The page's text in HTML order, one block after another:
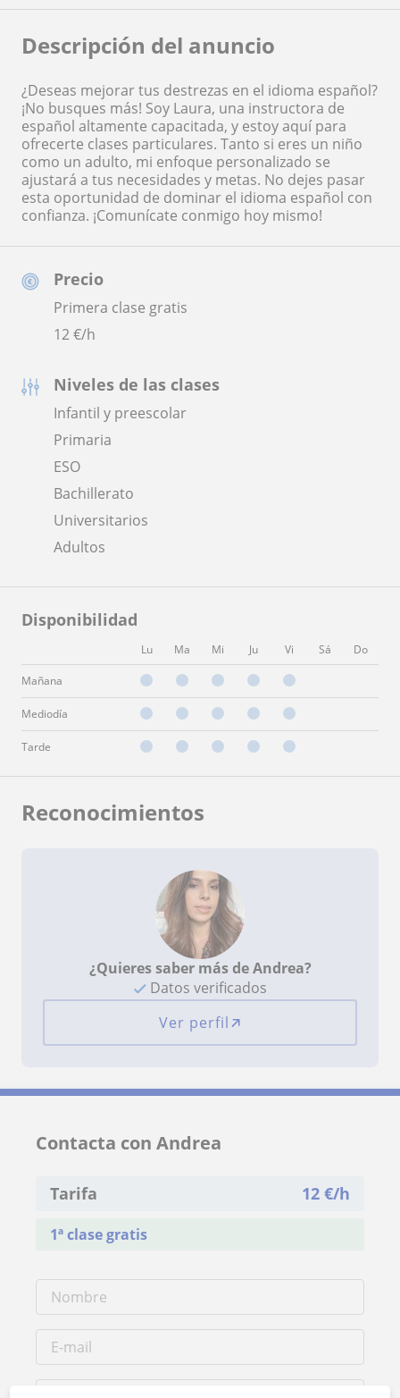
Precio
Primera clase gratis
12€/h
Niveles de las clases
Infantil y preescolar
Primaria
ESO
Bachillerato
Universitarios
Adultos
Disponibilidad
Lu Ma Mi Ju Vi Sá Do
Mañana
Mediodía
Tarde
Descripción del anuncio
¿Deseas mejorar tus destrezas en el idioma español?
¡No busques más! Soy Laura, una instructora de
español altamente capacitada, y estoy aquí para
ofrecerte clases particulares. Tanto si eres un niño
como un adulto, mi enfoque personalizado se
ajustará a tus necesidades y metas. No dejes pasar
esta oportunidad de dominar el idioma español con
confianza. ¡Comunícate conmigo hoy mismo!
Reconocimientos
¿Quieres saber más de Andrea?
Datos verificados
Ver perfil
Contacta con Andrea
Tarifa 12 €/h
1ª clase gratis